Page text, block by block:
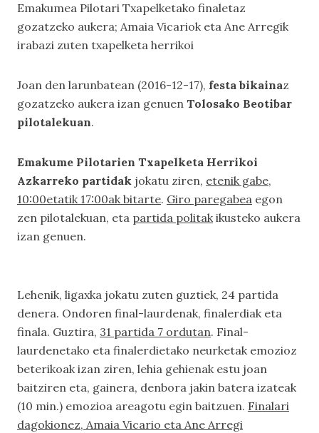
Emakumea Pilotari Txapelketako finaletaz
gozatzeko aukera; Amaia Vicariok eta Ane Arregik
irabazi zuten txapelketa herrikoi
Joan den larunbatean (2016-12-17), festa bikainaz
gozatzeko aukera izan genuen Tolosako Beotibar
pilotalekuan.
Emakume Pilotarien Txapelketa Herrikoi
Azkarreko partidak jokatu ziren, etenik gabe,
10:00etatik 17:00ak bitarte. Giro paregabea egon
zen pilotalekuan, eta partida politakikusteko aukera
izan genuen.
Lehenik, ligaxka jokatu zuten guztiek, 24 partida
denera. Ondoren final-laurdenak, finalerdiak eta
finala. Guztira, 31 partida 7 ordutan. Final-
laurdenetako eta finalerdietako neurketak emozioz
beterikoak izan ziren, lehia gehienak estu joan
baitziren eta, gainera, denbora jakin batera izateak
(10 min.) emozioa areagotu egin baitzuen. Finalari
dagokionez, Amaia Vicario eta Ane Arregi